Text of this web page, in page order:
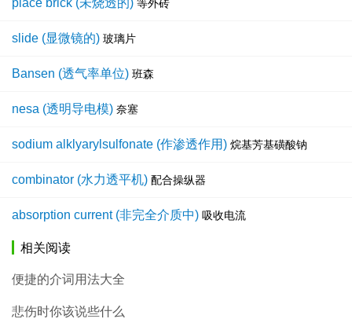
place brick (未烧透的) 等外砖
slide (显微镜的) 玻璃片
Bansen (透气率单位) 班森
nesa (透明导电模) 奈塞
sodium alklyarylsulfonate (作渗透作用) 烷基芳基磺酸钠
combinator (水力透平机) 配合操纵器
absorption current (非完全介质中) 吸收电流
相关阅读
便捷的介词用法大全
悲伤时你该说些什么